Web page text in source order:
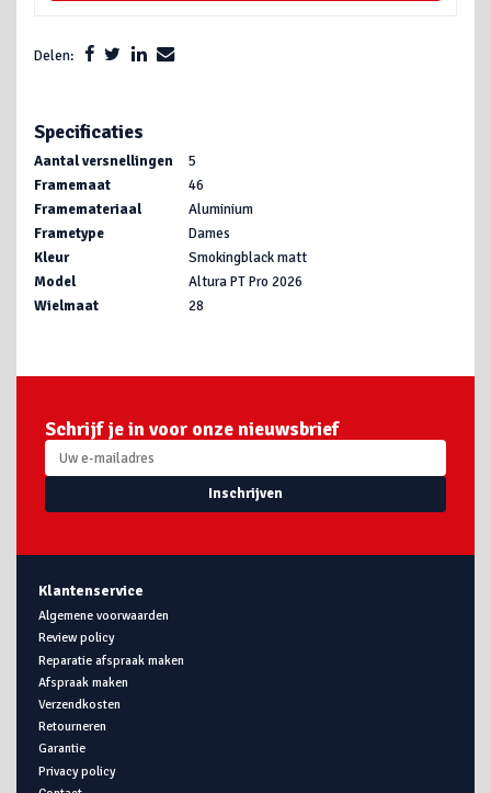
Delen:
Specificaties
Aantal versnellingen
5
Framemaat
46
Framemateriaal
Aluminium
Frametype
Dames
Kleur
Smokingblack matt
Model
Altura PT Pro 2026
Wielmaat
28
Schrijf je in voor onze nieuwsbrief
Inschrijven
Klantenservice
Algemene voorwaarden
Review policy
Reparatie afspraak maken
Afspraak maken
Verzendkosten
Retourneren
Garantie
Privacy policy